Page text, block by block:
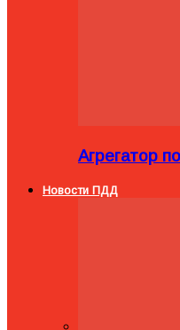
Агрегатор
Новости ПДД